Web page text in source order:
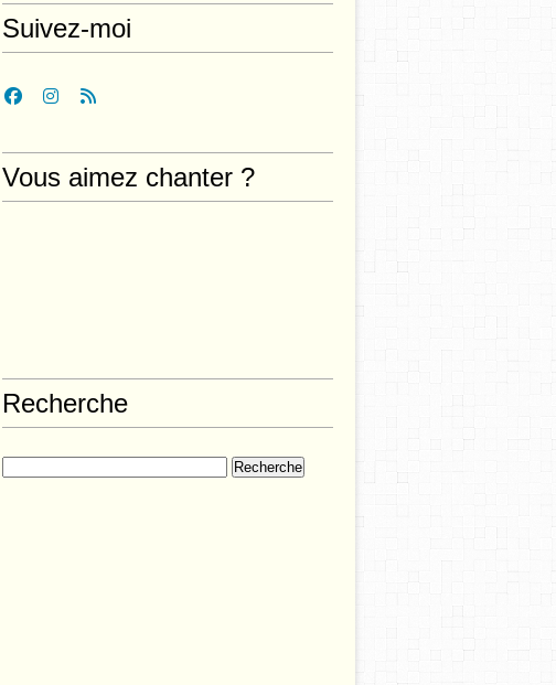
Suivez-moi
Vous aimez chanter ?
Recherche